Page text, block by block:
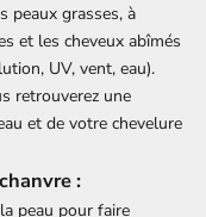
peaux grasses, à
et les cheveux abîmés
UV, vent, eau).
retrouverez une
et de votre chevelure
:
peau pour faire